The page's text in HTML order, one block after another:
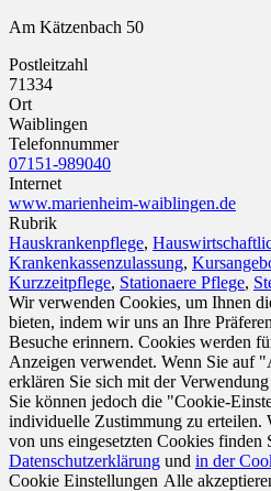
Am Kätzenbach 50
Postleitzahl
71334
Ort
Waiblingen
Telefonnummer
07151-989040
Internet
www.marienheim-waiblingen.de
Rubrik
Hauskrankenpflege,
Krankenkassenzulassung,
Kurzzeitpflege, Stationaere Pflege,
Wir verwenden Cookies, um Ihnen
bieten, indem wir uns an Ihre
Besuche erinnern. Cookies werden
Anzeigen verwendet. Wenn Sie auf
erklären Sie sich mit der
Sie können jedoch die "Cookie-
individuelle Zustimmung zu erteilen.
von uns eingesetzten Cookies finden
Datenschutzerklärung und in der
Cookie Einstellungen Alle